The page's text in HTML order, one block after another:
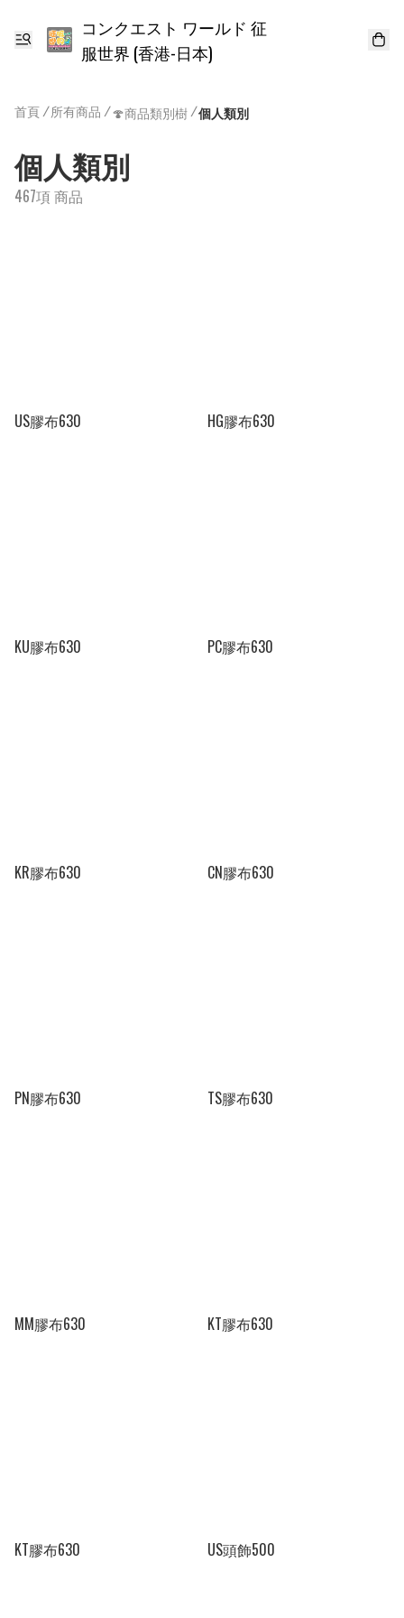
コンクエスト ワールド 征
服世界 (香港-日本)
首頁/所有商品 /🍄商品類別樹/個人類別
個人類別
467項 商品
US膠布630 HG膠布630
KU膠布630 PC膠布630
KR膠布630 CN膠布630
PN膠布630 TS膠布630
MM膠布630 KT膠布630
KT膠布630 US頭飾500